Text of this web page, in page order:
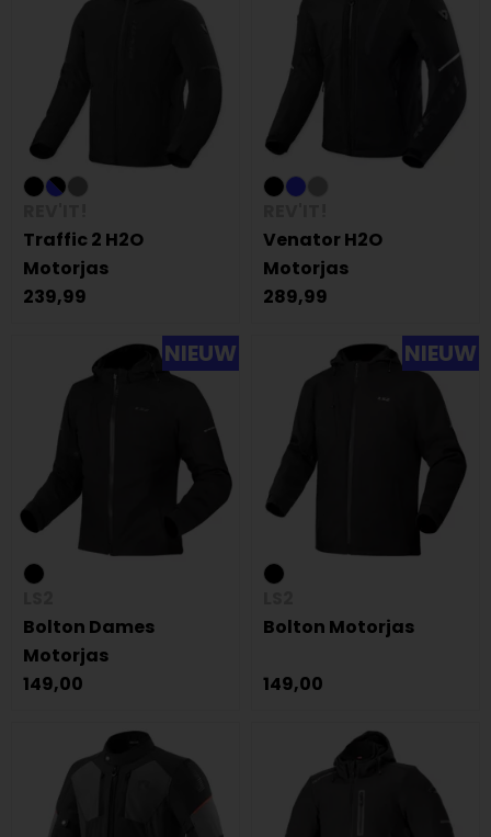
Traffic 2 H2O
Motorjas
239,99
Venator H2O
Motorjas
289,99
NIEUW
Bolton Dames
Motorjas
149,00
NIEUW
Bolton Motorjas
149,00